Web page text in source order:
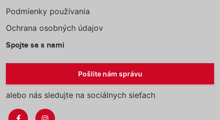
Podmienky používania
Ochrana osobných údajov
Spojte sa s nami
Pošlite nám správu
alebo nás sledujte na sociálnych sieťach